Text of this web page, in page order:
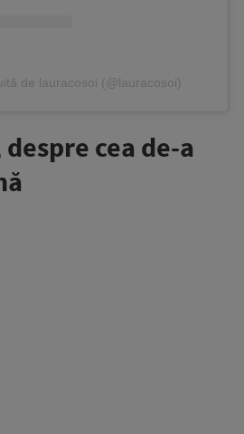
de lauracosoi (@lauracosoi)
cea de-a